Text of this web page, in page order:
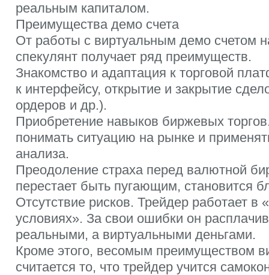
реальным капиталом.
Преимущества демо счета
От работы с виртуальным демо счетом
спекулянт получает ряд преимуществ.
Знакомство и адаптация к торговой
к интерфейсу, открытие и закрытие
ордеров и др.).
Приобретение навыков биржевых
понимать ситуацию на рынке и
анализа.
Преодоление страха перед валютной
перестает быть пугающим, становится
Отсутствие рисков. Трейдер работает в
условиях». За свои ошибки он
реальными, а виртуальными деньгами.
Кроме этого, весомым преимуществом
считается то, что трейдер учится